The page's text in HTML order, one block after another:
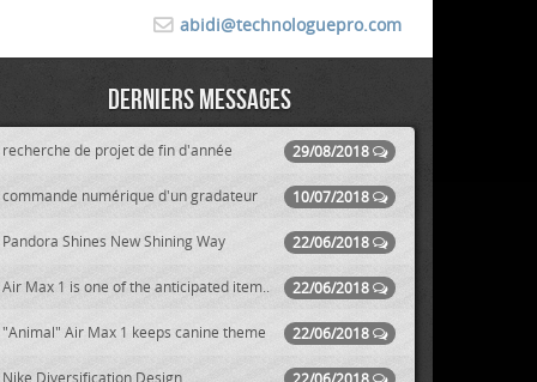
abidi@technologuepro.com
Derniers messages
29/08/2018
recherche de projet de fin d'année
10/07/2018
commande numérique d'un gradateur
22/06/2018
Pandora Shines New Shining Way
22/06/2018
Air Max 1 is one of the anticipated item..
22/06/2018
"Animal" Air Max 1 keeps canine theme
Nike Diversification Design